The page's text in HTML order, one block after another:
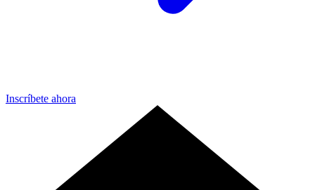
Inscríbete ahora